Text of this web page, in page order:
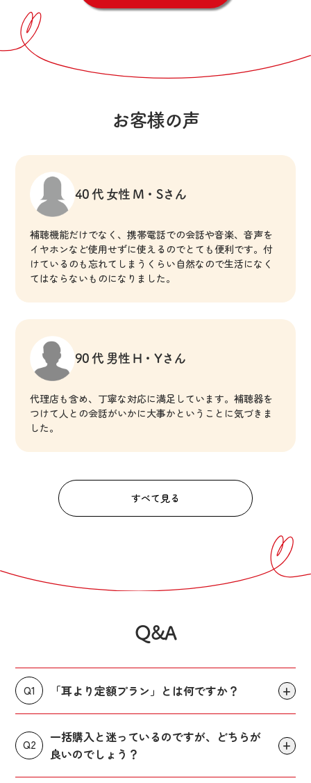
お客様の声
40 代 女性 M・Sさん
補聴機能だけでなく、携帯電話での会話や音楽、音声を
イヤホンなど使用せずに使えるのでとても便利です。付
けているのも忘れてしまうくらい自然なので生活になく
てはならないものになりました。
90 代 男性 H・Yさん
代理店も含め、丁寧な対応に満足しています。補聴器を
つけて人との会話がいかに大事かということに気づきま
した。
すべて見る
Q&A
Q1 「耳より定額プラン」とは何ですか？
Q2
一括購入と迷っているのですが、どちらが
良いのでしょう？